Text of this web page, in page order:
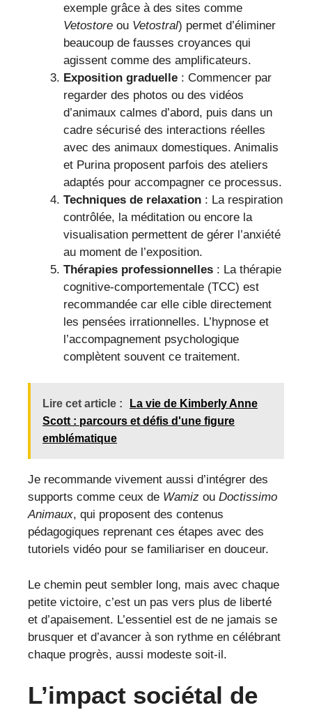
exemple grâce à des sites comme
Vetostore ou Vetostral) permet d’éliminer
beaucoup de fausses croyances qui
agissent comme des amplificateurs.
Exposition graduelle : Commencer par
regarder des photos ou des vidéos
d’animaux calmes d’abord, puis dans un
cadre sécurisé des interactions réelles
avec des animaux domestiques. Animalis
et Purina proposent parfois des ateliers
adaptés pour accompagner ce processus.
Techniques de relaxation : La respiration
contrôlée, la méditation ou encore la
visualisation permettent de gérer l’anxiété
au moment de l’exposition.
Thérapies professionnelles : La thérapie
cognitive-comportementale (TCC) est
recommandée car elle cible directement
les pensées irrationnelles. L’hypnose et
l’accompagnement psychologique
complètent souvent ce traitement.
Lire cet article :
La vie de Kimberly Anne
Scott : parcours et défis d'une figure
emblématique
Je recommande vivement aussi d’intégrer des
supports comme ceux de Wamiz ou Doctissimo
Animaux, qui proposent des contenus
pédagogiques reprenant ces étapes avec des
tutoriels vidéo pour se familiariser en douceur.
Le chemin peut sembler long, mais avec chaque
petite victoire, c’est un pas vers plus de liberté
et d’apaisement. L’essentiel est de ne jamais se
brusquer et d’avancer à son rythme en célébrant
chaque progrès, aussi modeste soit-il.
L’impact sociétal de